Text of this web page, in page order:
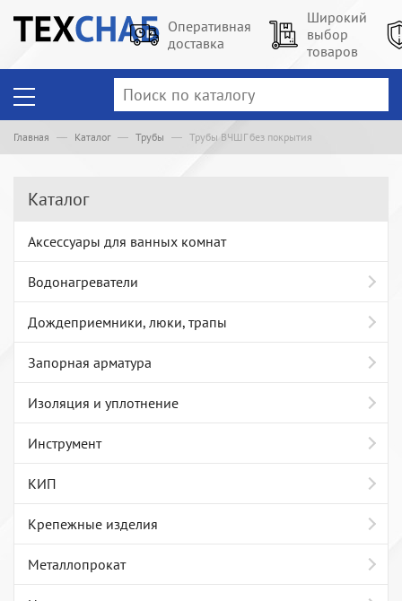
Оперативная
доставка
Широкий
выбор
товаров
Главная Каталог Трубы Трубы ВЧШГ без покрытия
Каталог
Аксессуары для ванных комнат
Водонагреватели
Дождеприемники, люки, трапы
Запорная арматура
Изоляция и уплотнение
Инструмент
КИП
Крепежные изделия
Металлопрокат